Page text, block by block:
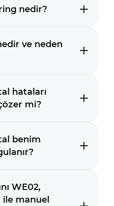
nedir?
ve neden
hataları
mi?
benim
WE02,
manuel